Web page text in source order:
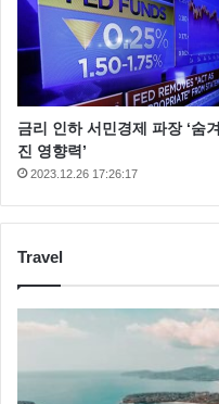
금리 인하 서민경제 파장 ‘숨겨
진 영향력’
2023.12.26 17:26:17
Travel